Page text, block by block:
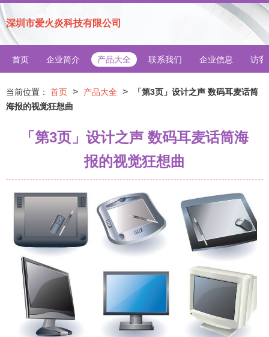
深圳市爱火炎科技有限公司
首页 企业简介 产品大全 联系我们 企业信息 访客
当前位置： 首页 > 产品大全 >
「第3页」设计之声 数码耳麦话筒
海报的视觉狂想曲
「第3页」设计之声 数码耳麦话筒海
报的视觉狂想曲